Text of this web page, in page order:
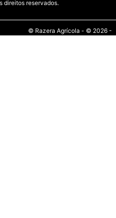
direitos reservados.
© Razera Agrícola - © 2026 -